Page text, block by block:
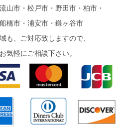
山市・松戸市・野田市・柏市・
橋市・浦安市・鎌ヶ谷市
も、ご対応致しますので、
気軽にご相談下さい。